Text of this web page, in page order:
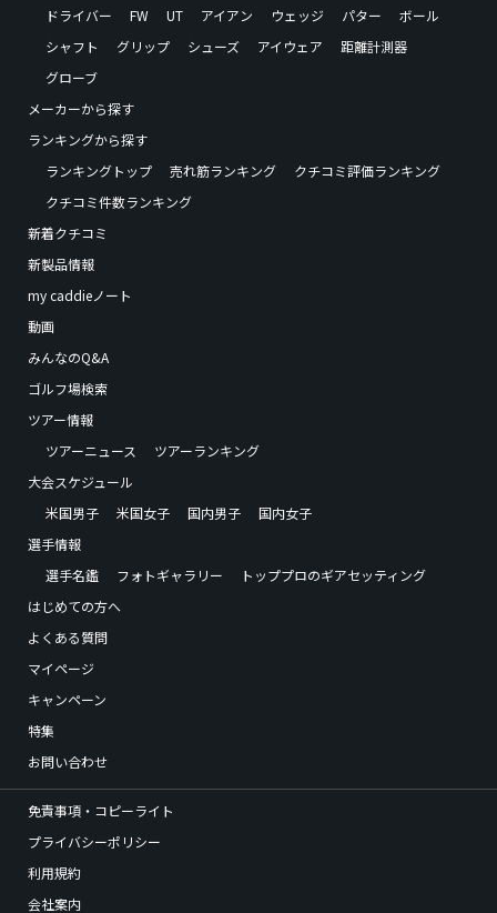
ドライバー
FW UT アイアン ウェッジ パター
ボール
シャフト
グリップ シューズ アイウェア
距離計測器
グローブ
メーカーから探す
ランキングから探す
ランキングトップ
売れ筋ランキング
クチコミ評価ランキング
クチコミ件数ランキング
新着クチコミ
新製品情報
my caddieノート
動画
みんなのQ&A
ゴルフ場検索
ツアー情報
ツアーニュース
ツアーランキング
大会スケジュール
米国男子
米国女子 国内男子
国内女子
選手情報
選手名鑑
フォトギャラリー
トッププロのギアセッティング
はじめての方へ
よくある質問
マイページ
キャンペーン
特集
お問い合わせ
免責事項・コピーライト
プライバシーポリシー
利用規約
会社案内